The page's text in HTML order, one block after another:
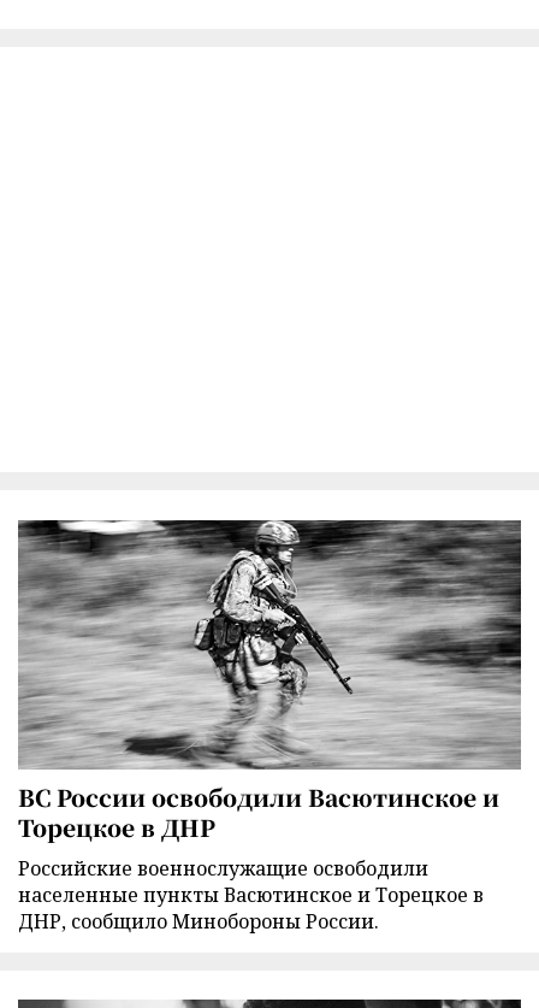
ВС России освободили Васютинское и
Торецкое в ДНР
Российские военнослужащие освободили
населенные пункты Васютинское и Торецкое в
ДНР, сообщило Минобороны России.